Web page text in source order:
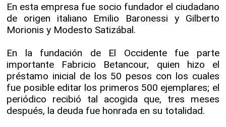
En esta empresa fue socio fundador el ciudadano
de origen italiano Emilio Baronessi y Gilberto
Morionis y Modesto Satizábal.
En la fundación de El Occidente fue parte
importante Fabricio Betancour, quien hizo el
préstamo inicial de los 50 pesos con los cuales
fue posible editar los primeros 500 ejemplares; el
periódico recibió tal acogida que, tres meses
después, la deuda fue honrada en su totalidad.